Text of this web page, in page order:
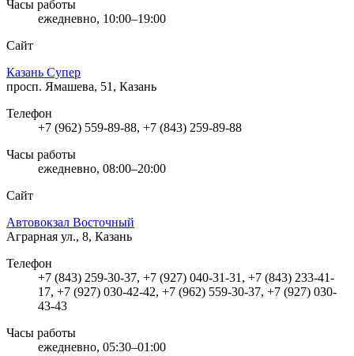
Часы работы
ежедневно, 10:00–19:00
Сайт
Казань Супер
просп. Ямашева, 51, Казань
Телефон
+7 (962) 559-89-88, +7 (843) 259-89-88
Часы работы
ежедневно, 08:00–20:00
Сайт
Автовокзал Восточный
Аграрная ул., 8, Казань
Телефон
+7 (843) 259-30-37, +7 (927) 040-31-31, +7 (843) 233-41-
17, +7 (927) 030-42-42, +7 (962) 559-30-37, +7 (927) 030-
43-43
Часы работы
ежедневно, 05:30–01:00